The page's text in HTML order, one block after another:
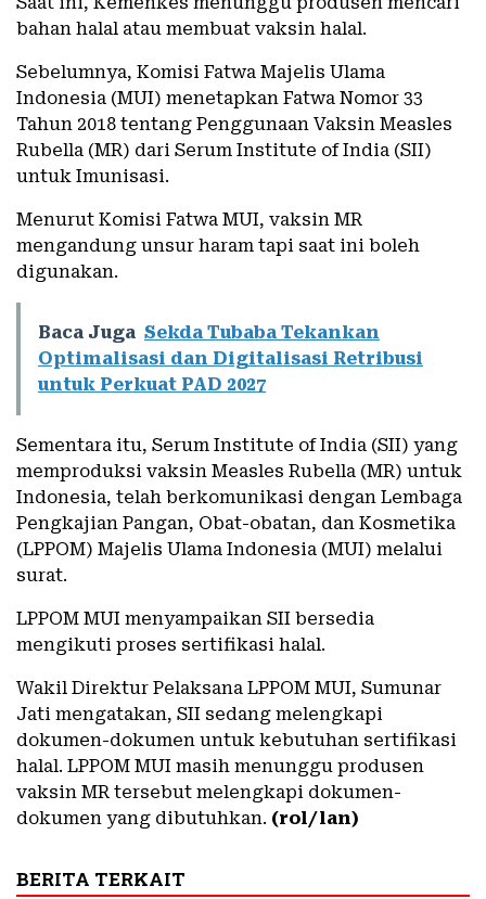
bahan halal atau membuat vaksin halal.
Sebelumnya, Komisi Fatwa Majelis Ulama
Indonesia (MUI) menetapkan Fatwa Nomor 33
Tahun 2018 tentang Penggunaan Vaksin Measles
Rubella (MR) dari Serum Institute of India (SII)
untuk Imunisasi.
Menurut Komisi Fatwa MUI, vaksin MR
mengandung unsur haram tapi saat ini boleh
digunakan.
Baca Juga Sekda Tubaba Tekankan
Optimalisasi dan Digitalisasi Retribusi
untuk Perkuat PAD 2027
Sementara itu, Serum Institute of India (SII) yang
memproduksi vaksin Measles Rubella (MR) untuk
Indonesia, telah berkomunikasi dengan Lembaga
Pengkajian Pangan, Obat-obatan, dan Kosmetika
(LPPOM) Majelis Ulama Indonesia (MUI) melalui
surat.
LPPOM MUI menyampaikan SII bersedia
mengikuti proses sertifikasi halal.
Wakil Direktur Pelaksana LPPOM MUI, Sumunar
Jati mengatakan, SII sedang melengkapi
dokumen-dokumen untuk kebutuhan sertifikasi
halal. LPPOM MUI masih menunggu produsen
vaksin MR tersebut melengkapi dokumen-
dokumen yang dibutuhkan. (rol/lan)
BERITA TERKAIT